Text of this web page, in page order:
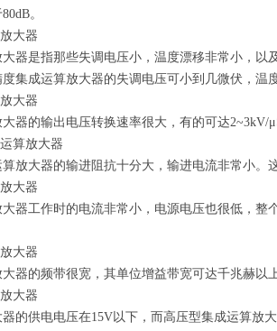
。
大器
器是指那些失调电压小，温度漂移非常小，
集成运算放大器的失调电压可小到几微伏，温
大器
器的输出电压转换速率很大，有的可达2~3kV/
算放大器
放大器的输进阻抗十分大，输进电流非常小。
大器
器工作时的电流非常小，电源电压也很低，
大器
器的频带很宽，其单位增益带宽可达千兆赫以
大器
的供电电压在15V以下，而高压型集成运算放